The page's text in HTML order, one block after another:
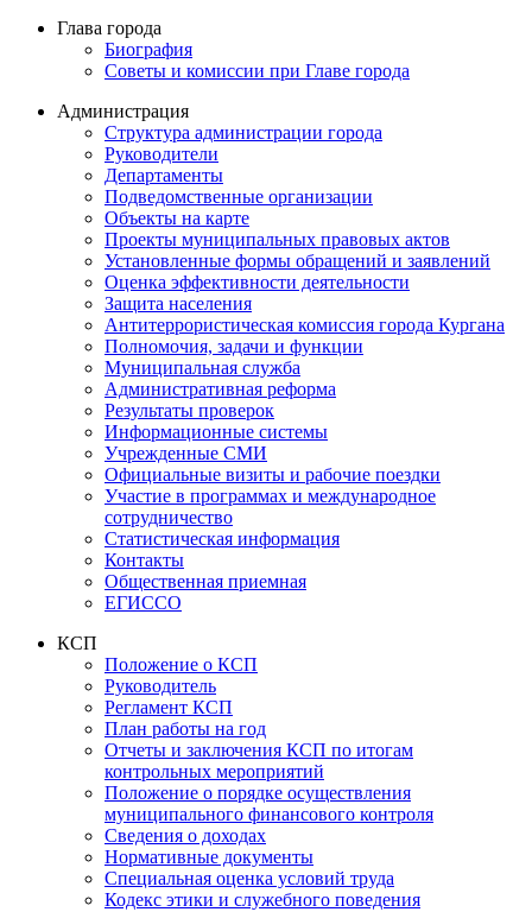
Глава города
Биография
Советы и комиссии при Главе города
Администрация
Структура администрации города
Руководители
Департаменты
Подведомственные организации
Объекты на карте
Проекты муниципальных правовых актов
Установленные формы обращений и заявлений
Оценка эффективности деятельности
Защита населения
Антитеррористическая комиссия города Кургана
Полномочия, задачи и функции
Муниципальная служба
Административная реформа
Результаты проверок
Информационные системы
Учрежденные СМИ
Официальные визиты и рабочие поездки
Участие в программах и международное
сотрудничество
Статистическая информация
Контакты
Общественная приемная
ЕГИССО
КСП
Положение о КСП
Руководитель
Регламент КСП
План работы на год
Отчеты и заключения КСП по итогам
контрольных мероприятий
Положение о порядке осуществления
муниципального финансового контроля
Сведения о доходах
Нормативные документы
Специальная оценка условий труда
Кодекс этики и служебного поведения